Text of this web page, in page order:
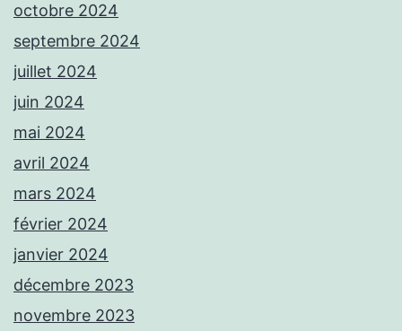
octobre 2024
septembre 2024
juillet 2024
juin 2024
mai 2024
avril 2024
mars 2024
février 2024
janvier 2024
décembre 2023
novembre 2023